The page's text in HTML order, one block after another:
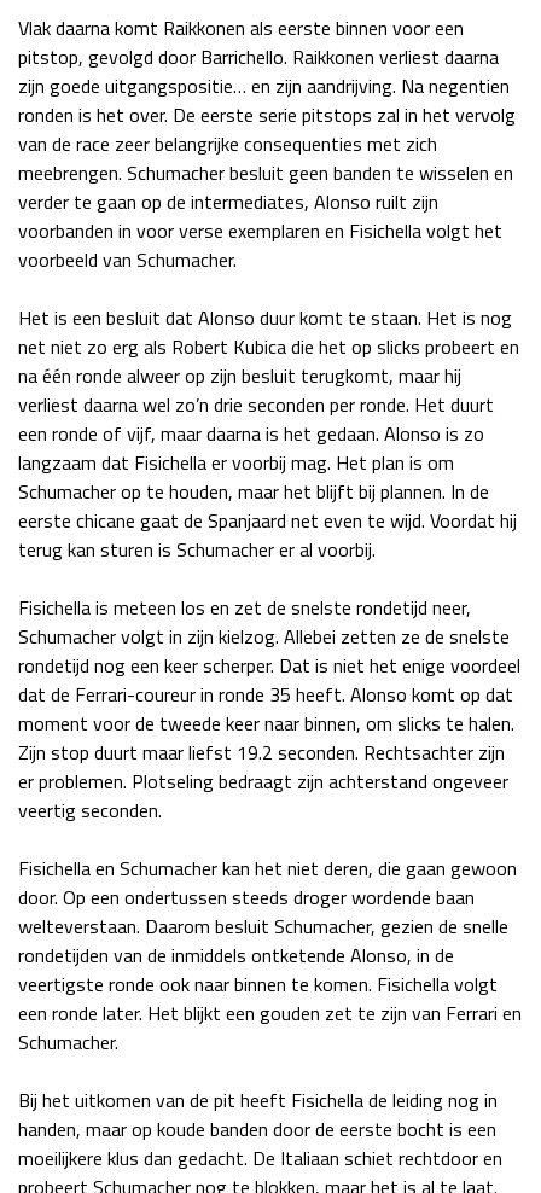
Vlak daarna komt Raikkonen als eerste binnen voor een
pitstop, gevolgd door Barrichello. Raikkonen verliest daarna
zijn goede uitgangspositie… en zijn aandrijving. Na negentien
ronden is het over. De eerste serie pitstops zal in het vervolg
van de race zeer belangrijke consequenties met zich
meebrengen. Schumacher besluit geen banden te wisselen en
verder te gaan op de intermediates, Alonso ruilt zijn
voorbanden in voor verse exemplaren en Fisichella volgt het
voorbeeld van Schumacher.
Het is een besluit dat Alonso duur komt te staan. Het is nog
net niet zo erg als Robert Kubica die het op slicks probeert en
na één ronde alweer op zijn besluit terugkomt, maar hij
verliest daarna wel zo’n drie seconden per ronde. Het duurt
een ronde of vijf, maar daarna is het gedaan. Alonso is zo
langzaam dat Fisichella er voorbij mag. Het plan is om
Schumacher op te houden, maar het blijft bij plannen. In de
eerste chicane gaat de Spanjaard net even te wijd. Voordat hij
terug kan sturen is Schumacher er al voorbij.
Fisichella is meteen los en zet de snelste rondetijd neer,
Schumacher volgt in zijn kielzog. Allebei zetten ze de snelste
rondetijd nog een keer scherper. Dat is niet het enige voordeel
dat de Ferrari-coureur in ronde 35 heeft. Alonso komt op dat
moment voor de tweede keer naar binnen, om slicks te halen.
Zijn stop duurt maar liefst 19.2 seconden. Rechtsachter zijn
er problemen. Plotseling bedraagt zijn achterstand ongeveer
veertig seconden.
Fisichella en Schumacher kan het niet deren, die gaan gewoon
door. Op een ondertussen steeds droger wordende baan
welteverstaan. Daarom besluit Schumacher, gezien de snelle
rondetijden van de inmiddels ontketende Alonso, in de
veertigste ronde ook naar binnen te komen. Fisichella volgt
een ronde later. Het blijkt een gouden zet te zijn van Ferrari en
Schumacher.
Bij het uitkomen van de pit heeft Fisichella de leiding nog in
handen, maar op koude banden door de eerste bocht is een
moeilijkere klus dan gedacht. De Italiaan schiet rechtdoor en
probeert Schumacher nog te blokken, maar het is al te laat.